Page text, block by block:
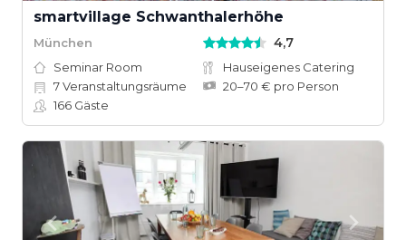
smartvillage Schwanthalerhöhe
München 4,7
Seminar Room
Hauseigenes Catering
7Veranstaltungsräume
20–70 € pro Person
166 Gäste